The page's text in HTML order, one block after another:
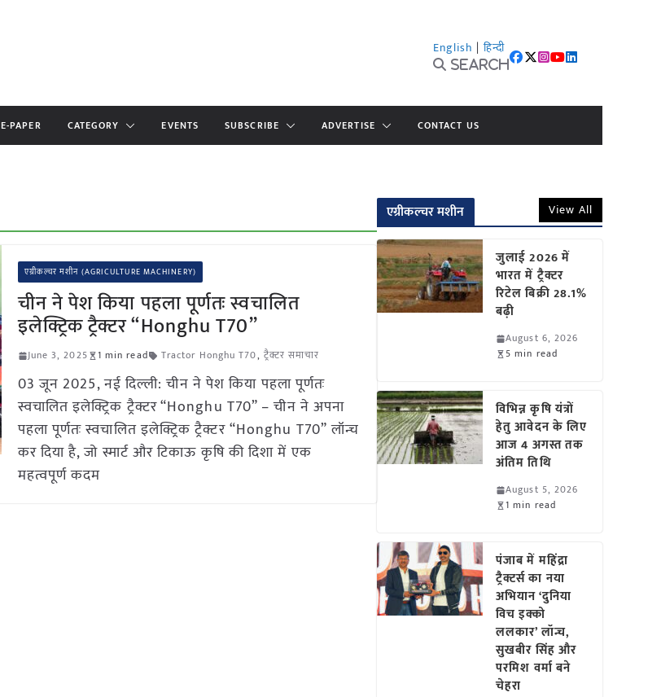
English | हिन्दी
Search
E-PAPER CATEGORY EVENTS SUBSCRIBE ADVERTISE CONTACT US
एग्रीकल्चर मशीन (AGRICULTURE MACHINERY)
चीन ने पेश किया पहला पूर्णतः स्वचालित
इलेक्ट्रिक ट्रैक्टर “Honghu T70”
June 3, 2025 1 min read Tractor Honghu T70, ट्रैक्टर समाचार
03 जून 2025, नई दिल्ली: चीन ने पेश किया पहला पूर्णतः
स्वचालित इलेक्ट्रिक ट्रैक्टर “Honghu T70” – चीन ने अपना
पहला पूर्णतः स्वचालित इलेक्ट्रिक ट्रैक्टर “Honghu T70” लॉन्च
कर दिया है, जो स्मार्ट और टिकाऊ कृषि की दिशा में एक
महत्वपूर्ण कदम
एग्रीकल्चर मशीन View All
जुलाई 2026 में
भारत में ट्रैक्टर
रिटेल बिक्री 28.1%
बढ़ी
August 6, 2026
5 min read
विभिन्न कृषि यंत्रों
हेतु आवेदन के लिए
आज 4 अगस्त तक
अंतिम तिथि
August 5, 2026
1 min read
पंजाब में महिंद्रा
ट्रैक्टर्स का नया
अभियान ‘दुनिया
विच इक्को
ललकार’ लॉन्च,
सुखबीर सिंह और
परमिश वर्मा बने
चेहरा